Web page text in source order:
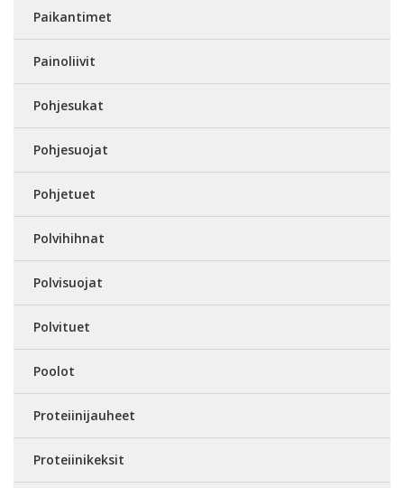
Paikantimet
Painoliivit
Pohjesukat
Pohjesuojat
Pohjetuet
Polvihihnat
Polvisuojat
Polvituet
Poolot
Proteiinijauheet
Proteiinikeksit